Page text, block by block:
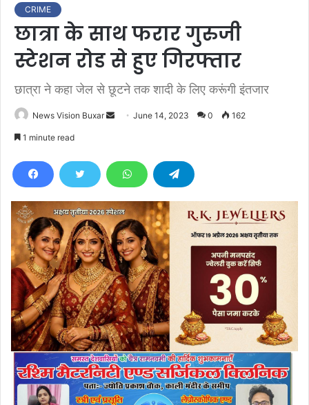
CRIME
छात्रा के साथ फरार गुरुजी
स्टेशन रोड से हुए गिरफ्तार
छात्रा ने कहा जेल से छूटने तक शादी के लिए करूंगी इंतजार
News Vision Buxar
d
e
m
a
i
l
June 14, 2023 0 162
1 minute read